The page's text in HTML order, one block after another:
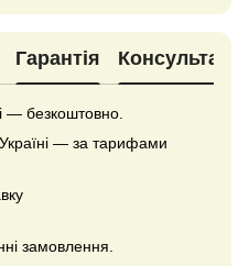
Гарантія Консультація
— безкоштовно.
— за тарифами
замовлення.